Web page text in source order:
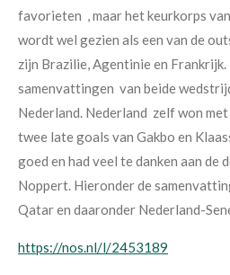
favorieten , maar het keurkorps
wordt wel gezien als een van de
zijn Brazilie, Agentinie en
samenvattingen van beide
Nederland. Nederland zelf won
twee late goals van Gakbo en
goed en had veel te danken aan de
Noppert. Hieronder de
Qatar en daaronder Nederland-
https://nos.nl/l/2453189